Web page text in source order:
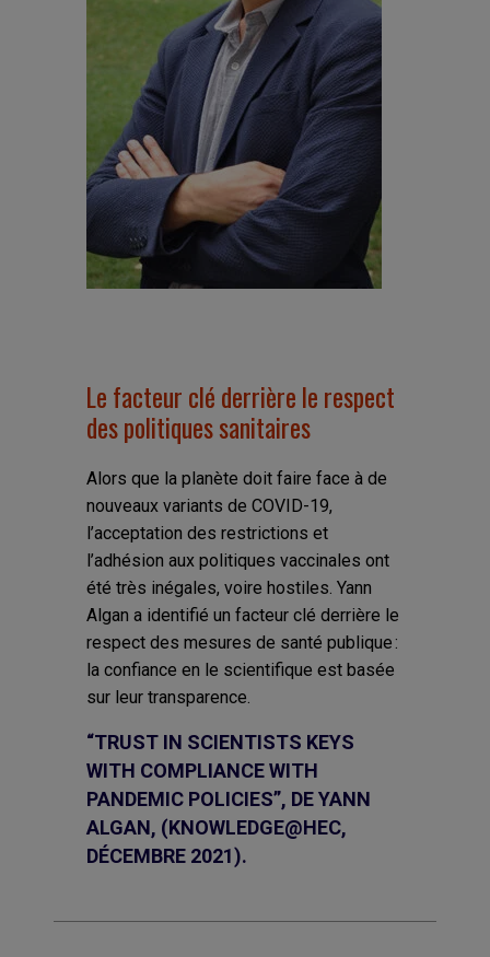
Le facteur clé derrière le respect
des politiques sanitaires
Alors que la planète doit faire face à de
nouveaux variants de COVID-19,
l’acceptation des restrictions et
l’adhésion aux politiques vaccinales ont
été très inégales, voire hostiles. Yann
Algan a identifié un facteur clé derrière le
respect des mesures de santé publique :
la confiance en le scientifique est basée
sur leur transparence.
“TRUST IN SCIENTISTS KEYS
WITH COMPLIANCE WITH
PANDEMIC POLICIES”, DE YANN
ALGAN, (KNOWLEDGE@HEC,
DÉCEMBRE 2021).